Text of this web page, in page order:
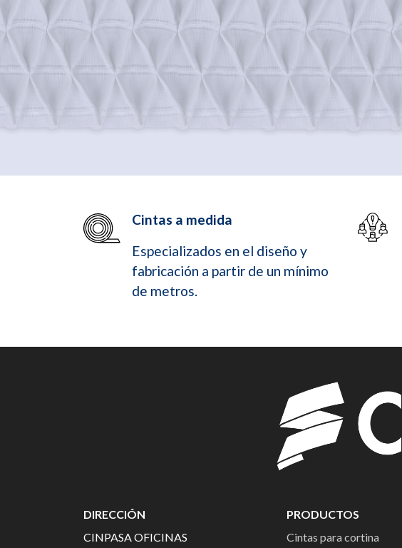
Cintas a medida
Especializados en el diseño y
fabricación a partir de un mínimo
de metros.
DIRECCIÓN
CINPASA OFICINAS
PRODUCTOS
Cintas para cortina